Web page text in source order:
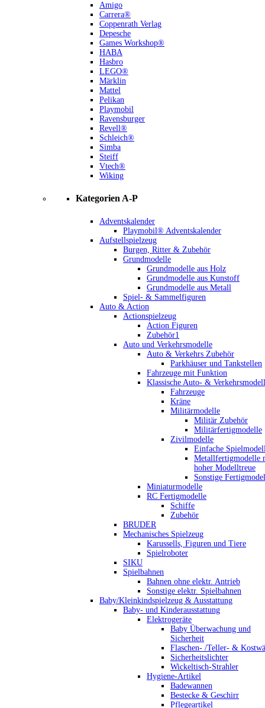
Amigo
Carrera®
Coppenrath Verlag
Depesche
Games Workshop®
HABA
Hasbro
LEGO®
Märklin
Mattel
Pelikan
Playmobil
Ravensburger
Revell®
Schleich®
Simba
Steiff
Vtech®
Wiking
Kategorien A-P
Adventskalender
Playmobil® Adventskalender
Aufstellspielzeug
Burgen, Ritter & Zubehör
Grundmodelle
Grundmodelle aus Holz
Grundmodelle aus Kunstoff
Grundmodelle aus Metall
Spiel- & Sammelfiguren
Auto & Action
Actionspielzeug
Action Figuren
Zubehör1
Auto und Verkehrsmodelle
Auto & Verkehrs Zubehör
Parkhäuser und Tankstellen
Fahrzeuge mit Funktion
Klassische Auto- &
Fahrzeuge
Kräne
Militärmodelle
Militär Zubehör
Militärfertigmodelle
Zivilmodelle
Einfache
Metallfertigmodelle
hoher Modelltreue
Sonstige
Miniaturmodelle
RC Fertigmodelle
Schiffe
Zubehör
BRUDER
Mechanisches Spielzeug
Karussells, Figuren und Tiere
Spielroboter
SIKU
Spielbahnen
Bahnen ohne elektr. Antrieb
Sonstige elektr. Spielbahnen
Baby/Kleinkindspielzeug & Ausstattung
Baby- und Kinderausstattung
Elektrogeräte
Baby Überwachung und
Sicherheit
Flaschen- /Teller- &
Sicherheitslichter
Wickeltisch-Strahler
Hygiene-Artikel
Badewannen
Bestecke & Geschirr
Pflegeartikel